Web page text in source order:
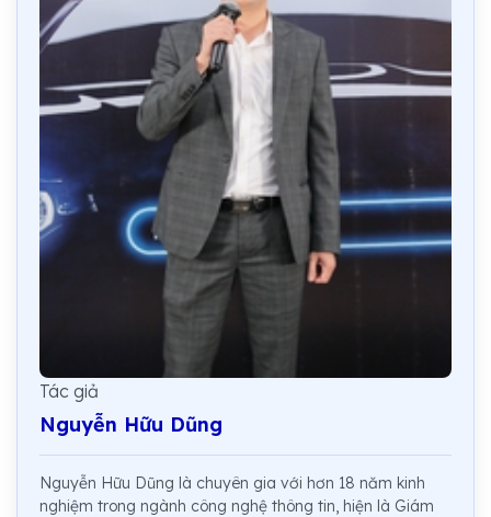
Tác giả
Nguyễn Hữu Dũng
Nguyễn Hữu Dũng là chuyên gia với hơn 18 năm kinh
nghiệm trong ngành công nghệ thông tin, hiện là Giám